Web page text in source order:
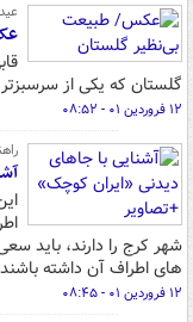
گلستان که یکی از
۱۲ فروردین ۰۱ - ۰۸:۵۲
شهر کرج را دارند، باید
های اطراف آن داشته
۱۲ فروردین ۰۱ - ۰۸:۴۵